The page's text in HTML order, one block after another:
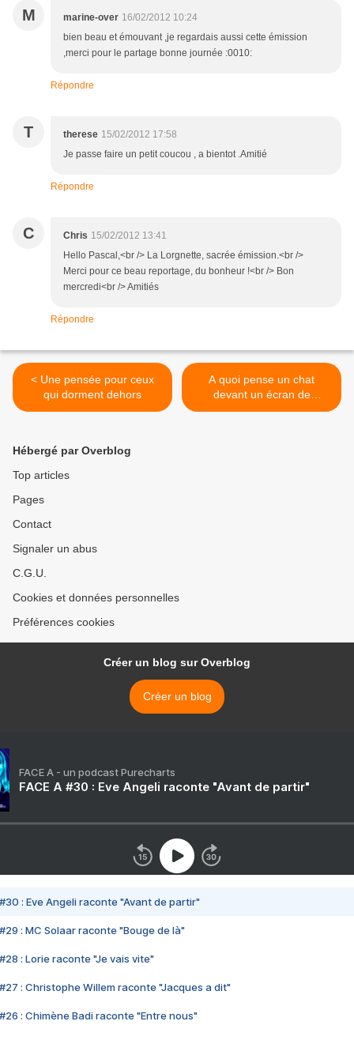
M marine-over 16/02/2012 10:24
bien beau et émouvant ,je regardais aussi cette émission
,merci pour le partage bonne journée :0010:
Répondre
T therese 15/02/2012 17:58
Je passe faire un petit coucou , a bientot .Amitié
Répondre
C Chris 15/02/2012 13:41
Hello Pascal,<br /> La Lorgnette, sacrée émission.<br />
Merci pour ce beau reportage, du bonheur !<br /> Bon
mercredi<br /> Amitiés
Répondre
< Une pensée pour ceux
qui dorment dehors
A quoi pense un chat
devant un écran de
télévision ? >
Hébergé par Overblog
Top articles
Pages
Contact
Signaler un abus
C.G.U.
Cookies et données personnelles
Préférences cookies
Créer un blog sur Overblog
Créer un blog
FACE A - un podcast Purecharts
FACE A #30 : Eve Angeli raconte "Avant de partir"
#30 : Eve Angeli raconte "Avant de partir"
#29 : MC Solaar raconte "Bouge de là"
#28 : Lorie raconte "Je vais vite"
#27 : Christophe Willem raconte "Jacques a dit"
#26 : Chimène Badi raconte "Entre nous"